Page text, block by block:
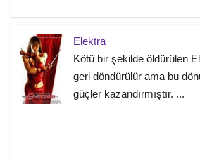
Elektra
Kötü bir şekilde öldürülen
geri döndürülür ama bu
güçler kazandırmıştır. ...